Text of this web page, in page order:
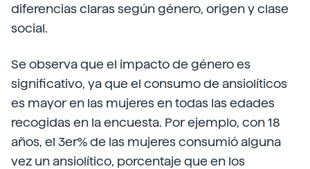
diferencias claras según género, origen y clase
social.
Se observa que el impacto de género es
significativo, ya que el consumo de ansiolíticos
es mayor en las mujeres en todas las edades
recogidas en la encuesta. Por ejemplo, con 18
años, el 3er% de las mujeres consumió alguna
vez un ansiolítico, porcentaje que en los